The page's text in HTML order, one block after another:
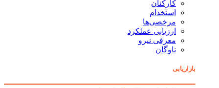
کارکنان
استخدام
مرخصی‌ها
ارزیابی عملکرد
معرفی نیرو
ناوگان
بازاریابی